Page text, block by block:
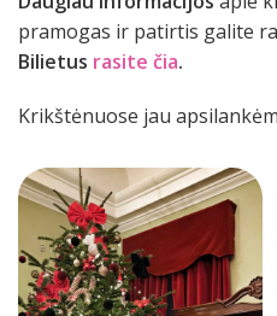
pramogas ir patirtis galite
Bilietus rasite čia.
Krikštėnuose jau